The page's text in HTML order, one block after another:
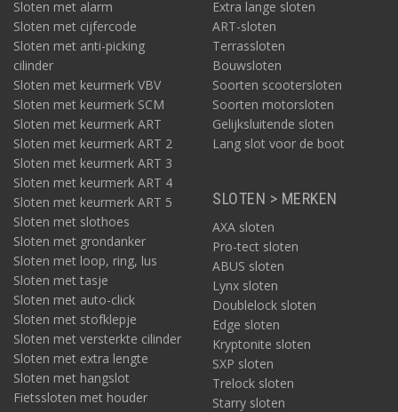
Sloten met alarm
Sloten met cijfercode
Sloten met anti-picking
cilinder
Sloten met keurmerk VBV
Sloten met keurmerk SCM
Sloten met keurmerk ART
Sloten met keurmerk ART 2
Sloten met keurmerk ART 3
Sloten met keurmerk ART 4
Sloten met keurmerk ART 5
Sloten met slothoes
Sloten met grondanker
Sloten met loop, ring, lus
Sloten met tasje
Sloten met auto-click
Sloten met stofklepje
Sloten met versterkte cilinder
Sloten met extra lengte
Sloten met hangslot
Fietssloten met houder
Extra lange sloten
ART-sloten
Terrassloten
Bouwsloten
Soorten scootersloten
Soorten motorsloten
Gelijksluitende sloten
Lang slot voor de boot
SLOTEN > MERKEN
AXA sloten
Pro-tect sloten
ABUS sloten
Lynx sloten
Doublelock sloten
Edge sloten
Kryptonite sloten
SXP sloten
Trelock sloten
Starry sloten